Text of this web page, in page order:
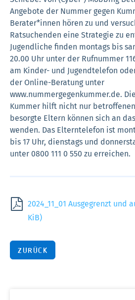
Angebote der Nummer gegen
Berater*innen hören zu und
Ratsuchenden eine Strategie zu
Jugendliche finden montags bis
20.00 Uhr unter der Rufnummer
am Kinder- und Jugendtelefon
der Online-Beratung unter
www.nummergegenkummer.de.
Kummer hilft nicht nur
besorgte Eltern können sich an
wenden. Das Elterntelefon ist
bis 17 Uhr, dienstags und
unter 0800 111 0 550 zu erreichen.
2024_11_01 Ausgegrenzt und
KiB)
ZURÜCK